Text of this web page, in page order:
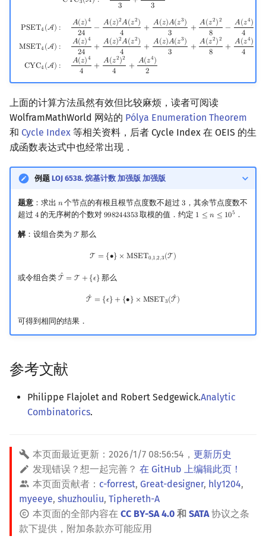
3
3
3
PSET4 (A) : 𝐴(𝑧)4
24 − 𝐴(𝑧)2𝐴(𝑧2)
4
+ 𝐴(𝑧)𝐴(𝑧3)
3
+ 𝐴(𝑧2)2
8 − 𝐴(𝑧4)
4
MSET4 (A) : 𝐴(𝑧)4
24 + 𝐴(𝑧)2𝐴(𝑧2)
4
+ 𝐴(𝑧)𝐴(𝑧3)
3
+ 𝐴(𝑧2)2
8 + 𝐴(𝑧4)
4
CYC4 (A) : 𝐴(𝑧)4
4 + 𝐴(𝑧2)2
4 + 𝐴(𝑧4)
2
): (z 24−A(z)2 2)4+A(z)A(z3 A(z2)28−A(z 4MSET4 A(z)424
上面的计算方法虽然有效但比较麻烦，读者可阅读
WolframMathWorld 网站的 Pólya Enumeration Theorem
和 Cycle Index 等相关资料，后者 Cycle Index 在 OEIS 的生
成函数表达式中也经常出现．
例题 LOJ 6538. 烷基计数 加强版 加强版
题意：求出 𝑛
n个节点的有根且根节点度数不超过3
3 ，其余节点度数不
超过 4
4的无序树的个数对 998244353
998244353 取模的值．约定 1 ≤ 𝑛 ≤ 105
1 ≤n ≤105 ．
解：设组合类为 T
T那么
T = {∙} × MSET0,1,2,3(T )
T ={∙}× MSET0,1,2 3 (T)
或令组合类 ˆ
T = T + {𝜖}
T =T +{ ϵ} 那么
ˆ
T = {𝜖} + {∙} × MSET3( ˆ
T )
T ^={ ϵ}+ {∙}×MSET3(T^)
可得到相同的结果．
参考文献
Philippe Flajolet and Robert Sedgewick.Analytic
Combinatorics.
本页面最近更新： 2026/1/7 08:56:54 ， 更新历史
发现错误？想一起完善？ 在 GitHub 上编辑此页！
本页面贡献者： c-forrest, Great-designer, hly1204,
myeeye, shuzhouliu, Tiphereth-A
本页面的全部内容在 CC BY-SA 4.0 和 SATA协议之条
款下提供，附加条款亦可能应用